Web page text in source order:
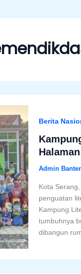
Berita
Admin
Kota
penguatan
Kampung
tumbuhnya
dibangun